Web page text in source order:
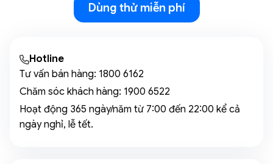
Dùng thử miễn phí
Hotline
Tư vấn bán hàng: 1800 6162
Chăm sóc khách hàng: 1900 6522
Hoạt động 365 ngày/năm từ 7:00 đến 22:00 kể cả
ngày nghỉ, lễ tết.